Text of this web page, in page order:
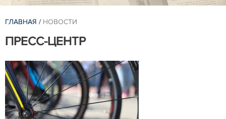
ГЛАВНАЯ / НОВОСТИ
ПРЕСС-ЦЕНТР